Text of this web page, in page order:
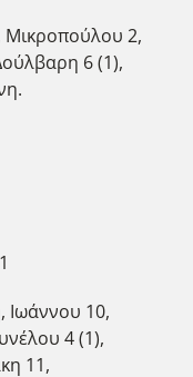
Μικροπούλου 2,
6 (1),
10,
4 (1),
11,